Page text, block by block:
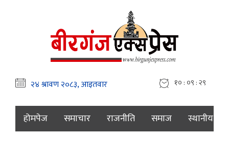
१० : ०९ : ३०
होमपेज समाचार राजनीति समाज स्थानीय